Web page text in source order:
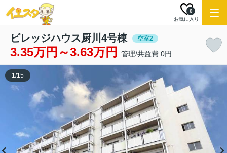
お気に入り
0
ビレッジハウス厨川4号棟 空室2
3.35万円～3.63万円 管理/共益費 0円
1/15